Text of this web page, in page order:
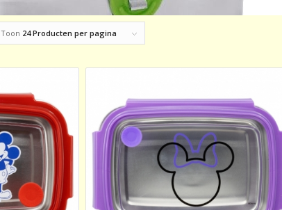
Toon 24 Producten per pagina